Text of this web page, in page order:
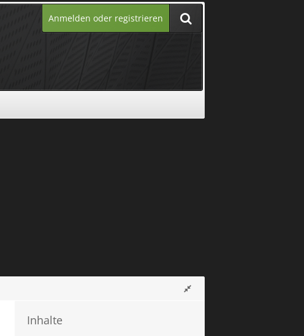
Anmelden oder registrieren
Inhalte